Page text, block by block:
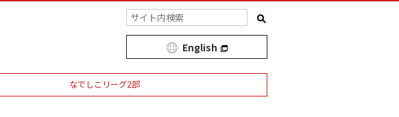
English
なでしこリーグ2部